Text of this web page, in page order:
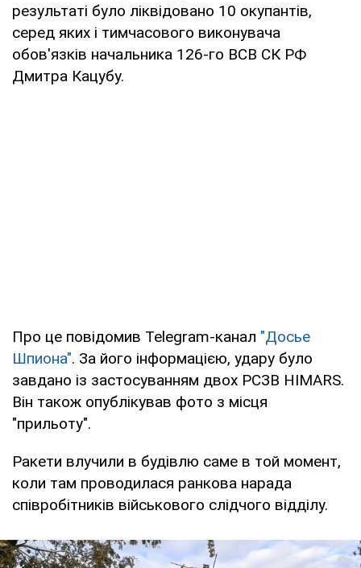
результаті було ліквідовано 10 окупантів,
серед яких і тимчасового виконувача
обов'язків начальника 126-го ВСВ СК РФ
Дмитра Кацубу.
Про це повідомив Telegram-канал "Досье
Шпиона". За його інформацією, удару було
завдано із застосуванням двох РСЗВ HIMARS.
Він також опублікував фото з місця
"прильоту".
Ракети влучили в будівлю саме в той момент,
коли там проводилася ранкова нарада
співробітників військового слідчого відділу.